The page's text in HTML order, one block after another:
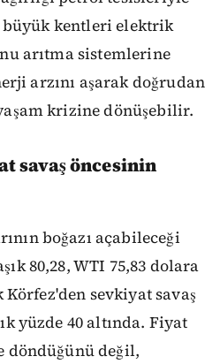
büyük kentleri elektrik
arıtma sistemlerine
arzını aşarak doğrudan
krizine dönüşebilir.
savaş öncesinin
boğazı açabileceği
80,28, WTI 75,83 dolara
sevkiyat savaş
yüzde 40 altında. Fiyat
döndüğünü değil,